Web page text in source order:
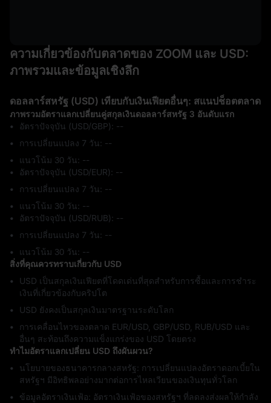
ความเกี่ยวข้องกับตลาดของ ZOOM และ USD:
ภาพรวมและข้อมูลเชิงลึก
ดอลลาร์สหรัฐ (USD) เทียบกับเงินเฟียตอื่นๆ: สแนปช็อตตลาด
ภาพรวมอัตราแลกเปลี่ยนคู่สกุลเงินดอลลาร์สหรัฐ 3 อันดับแรก
อัตราปัจจุบัน (USD/GBP): --
การเปลี่ยนแปลง 7 วัน: ‎--
แนวโน้ม 30 วัน: ‎--
อัตราปัจจุบัน (USD/EUR): --
การเปลี่ยนแปลง 7 วัน: ‎--
แนวโน้ม 30 วัน: ‎--
อัตราปัจจุบัน (USD/RUB): --
การเปลี่ยนแปลง 7 วัน: ‎--
แนวโน้ม 30 วัน: ‎--
สิ่งที่คุณควรทราบเกี่ยวกับ USD
USD เป็นสกุลเงินเฟียตที่โดดเด่นที่สุดสำหรับการซื้อและการชำระ
เงินที่เกี่ยวข้องกับคริปโต
USD ยังคงเป็นสกุลเงินมาตรฐานระดับโลก
การเคลื่อนไหวของตลาด EUR/USD, GBP/USD, RUB/USD และ
อื่นๆ สะท้อนถึงความแข็งแกร่งของ USD โดยตรง
ทำไมอัตราแลกเปลี่ยน USD ถึงผันผวน?
นโยบายของธนาคารกลางสหรัฐ: การเปลี่ยนแปลงอัตราดอกเบี้ยใน
สหรัฐฯ มีอิทธิพลอย่างมากต่อการไหลเวียนของเงินทุนทั่วโลก
ข้อมูลอัตราเงินเฟ้อ: อัตราเงินเฟ้อของสหรัฐฯ ที่ลดลงส่งผลให้กำลัง